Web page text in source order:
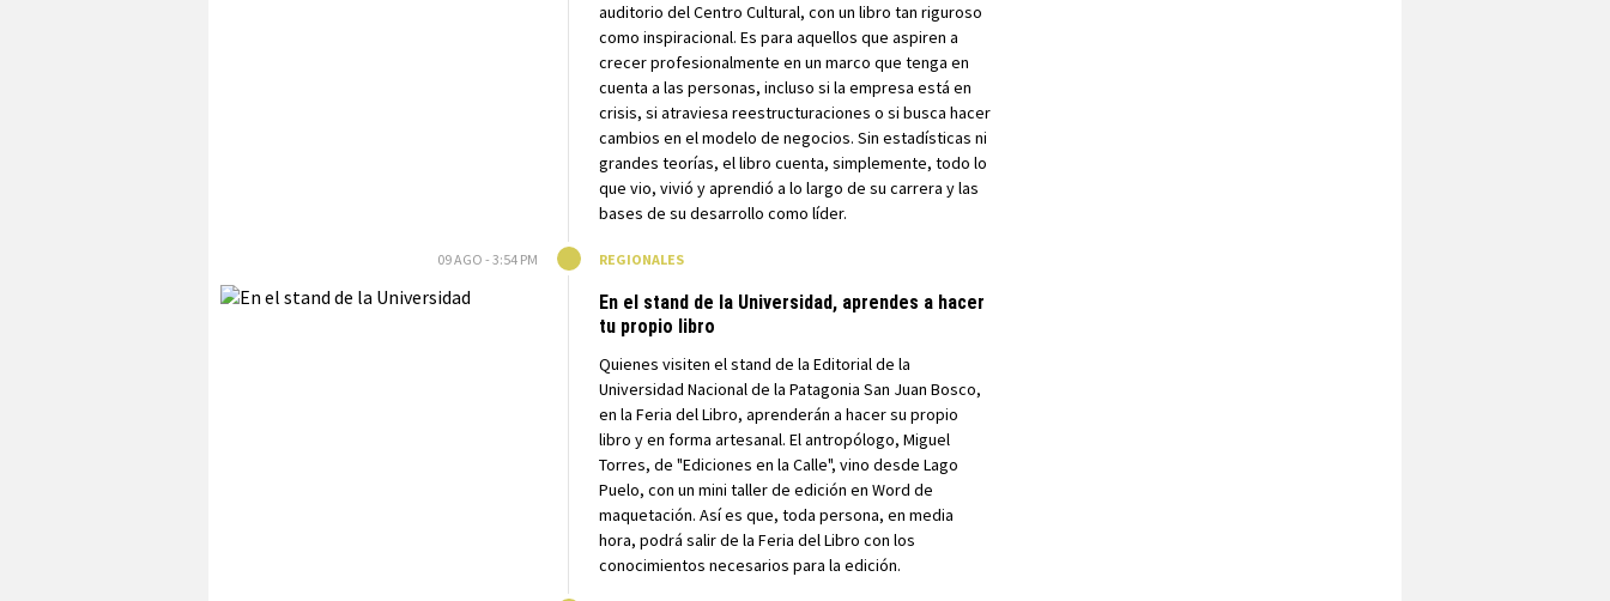
auditorio del Centro Cultural, con un libro tan riguroso
como inspiracional. Es para aquellos que aspiren a
crecer profesionalmente en un marco que tenga en
cuenta a las personas, incluso si la empresa está en
crisis, si atraviesa reestructuraciones o si busca hacer
cambios en el modelo de negocios. Sin estadísticas ni
grandes teorías, el libro cuenta, simplemente, todo lo
que vio, vivió y aprendió a lo largo de su carrera y las
bases de su desarrollo como líder.
09 AGO - 3:54 PM REGIONALES
En el stand de la Universidad, aprendes a hacer
tu propio libro
Quienes visiten el stand de la Editorial de la
Universidad Nacional de la Patagonia San Juan Bosco,
en la Feria del Libro, aprenderán a hacer su propio
libro y en forma artesanal. El antropólogo, Miguel
Torres, de "Ediciones en la Calle", vino desde Lago
Puelo, con un mini taller de edición en Word de
maquetación. Así es que, toda persona, en media
hora, podrá salir de la Feria del Libro con los
conocimientos necesarios para la edición.